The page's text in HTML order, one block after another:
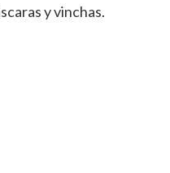
y vinchas.